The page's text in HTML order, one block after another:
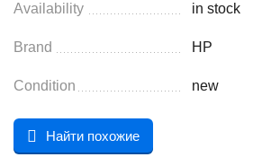
Availability in stock
Brand HP
Condition new
Найти похожие